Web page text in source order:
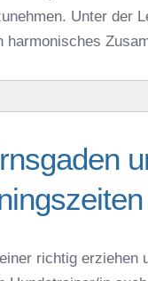
Unter der
harmonisches
der näheren
aus
Pfaffenhofen
und
richtig erziehen